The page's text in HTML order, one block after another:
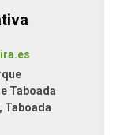
Taboada
Taboada